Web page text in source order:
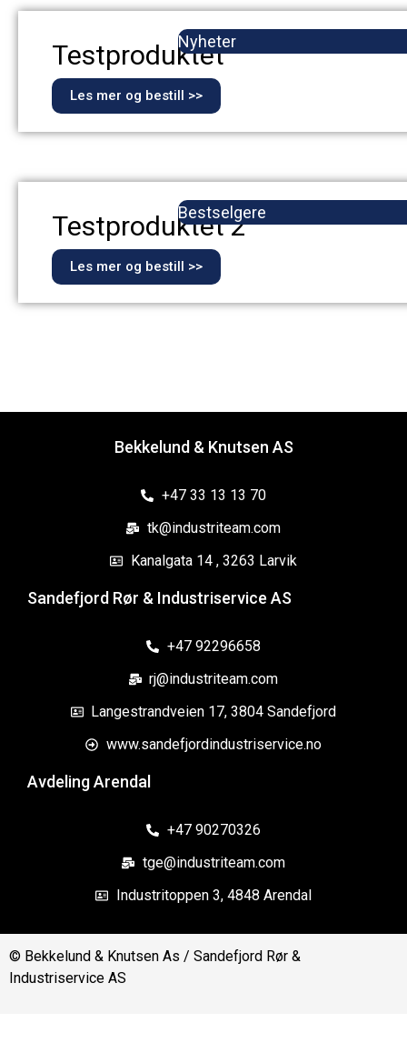
Nyheter
Testproduktet
Les mer og bestill >>
Bestselgere
Testproduktet 2
Les mer og bestill >>
Bekkelund & Knutsen AS
+47 33 13 13 70
tk@industriteam.com
Kanalgata 14 , 3263 Larvik
Sandefjord Rør & Industriservice AS
+47 92296658
rj@industriteam.com
Langestrandveien 17, 3804 Sandefjord
www.sandefjordindustriservice.no
Avdeling Arendal
+47 90270326
tge@industriteam.com
Industritoppen 3, 4848 Arendal
© Bekkelund & Knutsen As / Sandefjord Rør &
Industriservice AS